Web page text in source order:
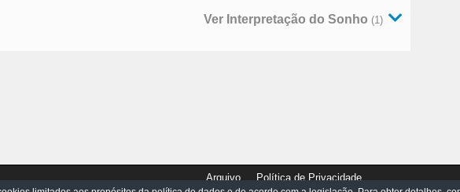
Ver Interpretação do Sonho (1)
Arquivo Política de Privacidade